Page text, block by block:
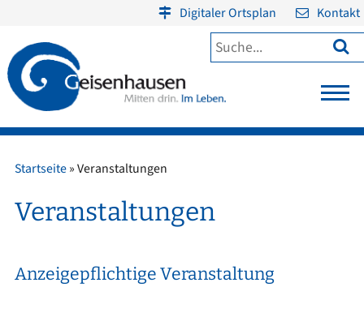
Digitaler Ortsplan Kontakt

Startseite»Veranstaltungen
Veranstaltungen
Anzeigepflichtige Veranstaltung